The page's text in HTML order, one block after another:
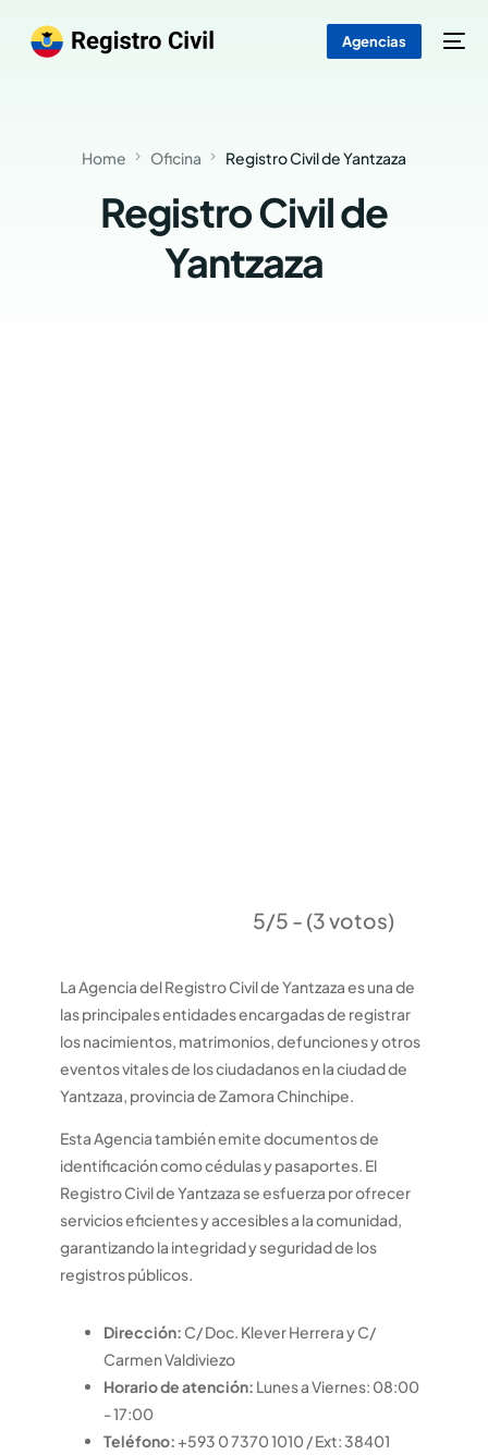
Agencias
Home Oficina Registro Civil de Yantzaza
Registro Civil de
Yantzaza
5/5 - (3 votos)
La Agencia del Registro Civil de Yantzaza es una de
las principales entidades encargadas de registrar
los nacimientos, matrimonios, defunciones y otros
eventos vitales de los ciudadanos en la ciudad de
Yantzaza, provincia de Zamora Chinchipe.
Esta Agencia también emite documentos de
identificación como cédulas y pasaportes. El
Registro Civil de Yantzaza se esfuerza por ofrecer
servicios eficientes y accesibles a la comunidad,
garantizando la integridad y seguridad de los
registros públicos.
Dirección: C/ Doc. Klever Herrera y C/
Carmen Valdiviezo
Horario de atención: Lunes a Viernes: 08:00
- 17:00
Teléfono: +593 0 7370 1010 / Ext: 38401